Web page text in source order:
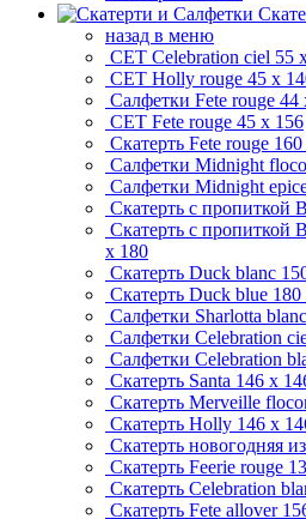
назад в меню
СЕТ Celebration ciel 55
СЕТ Holly rouge 45 x
Салфетки Fete rouge 44
СЕТ Fete rouge 45 x 156
Скатерть Fete rouge
Салфетки Midnight
Салфетки Midnight
Скатерть с пропиткой
Скатерть с пропиткой
х 180
Скатерть Duck blanc
Скатерть Duck blue 180
Салфетки Sharlotta blanc
Салфетки Celebration
Салфетки Celebration
Скатерть Santa 146 x
Скатерть Merveille
Скатерть Holly 146 x
Скатерть новогодняя
Скатерть Feerie rouge
Скатерть Celebration
Скатерть Fete allover